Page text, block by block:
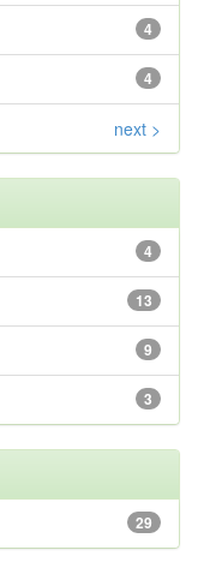
4
4
next >
4
13
9
3
29